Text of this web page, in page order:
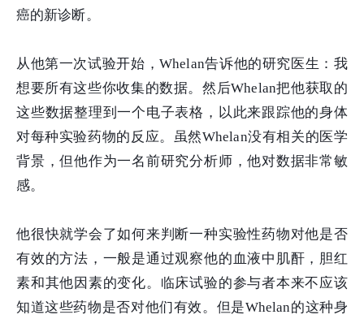
癌的新诊断。
从他第一次试验开始，Whelan告诉他的研究医生：我
想要所有这些你收集的数据。然后Whelan把他获取的
这些数据整理到一个电子表格，以此来跟踪他的身体
对每种实验药物的反应。虽然Whelan没有相关的医学
背景，但他作为一名前研究分析师，他对数据非常敏
感。
他很快就学会了如何来判断一种实验性药物对他是否
有效的方法，一般是通过观察他的血液中肌酐，胆红
素和其他因素的变化。临床试验的参与者本来不应该
知道这些药物是否对他们有效。但是Whelan的这种身